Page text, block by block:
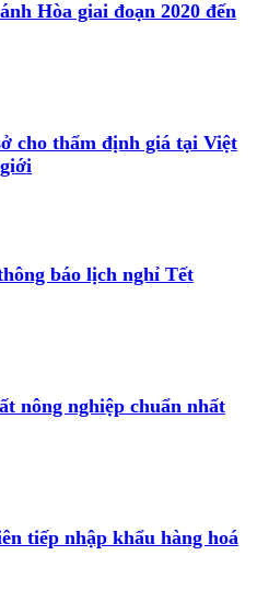
Hòa giai đoạn 2020 đến
cho thẩm định giá tại Việt
báo lịch nghỉ Tết
nông nghiệp chuẩn nhất
tiếp nhập khẩu hàng hoá